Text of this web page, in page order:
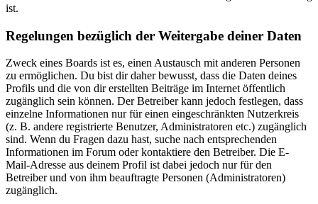
ist.
Regelungen bezüglich der Weitergabe deiner Daten
Zweck eines Boards ist es, einen Austausch mit anderen Personen
zu ermöglichen. Du bist dir daher bewusst, dass die Daten deines
Profils und die von dir erstellten Beiträge im Internet öffentlich
zugänglich sein können. Der Betreiber kann jedoch festlegen, dass
einzelne Informationen nur für einen eingeschränkten Nutzerkreis
(z. B. andere registrierte Benutzer, Administratoren etc.) zugänglich
sind. Wenn du Fragen dazu hast, suche nach entsprechenden
Informationen im Forum oder kontaktiere den Betreiber. Die E-
Mail-Adresse aus deinem Profil ist dabei jedoch nur für den
Betreiber und von ihm beauftragte Personen (Administratoren)
zugänglich.